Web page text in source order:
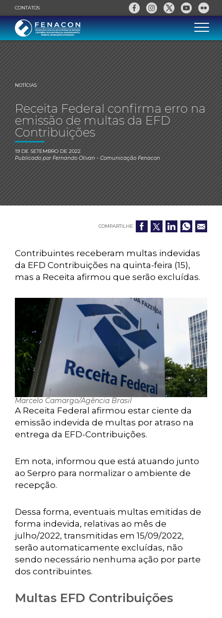
CONTATOS
NOTÍCIAS
Receita Federal confirma erro na
emissão de multas da EFD
Contribuições
19 DE SETEMBRO DE 2022
Publicado porFernando Olivan- Comunicação Fenacon
COMPARTILHE
Contribuintes receberam multas indevidas
da EFD Contribuições na quinta-feira (15),
mas a Receita afirmou que serão excluídas.
Marcelo Camargo/Agência Brasil
A Receita Federal afirmou estar ciente da
emissão indevida de multas por atraso na
entrega da EFD-Contribuições.
Em nota, informou que está atuando junto
ao Serpro para normalizar o ambiente de
recepção.
Dessa forma, eventuais multas emitidas de
forma indevida, relativas ao mês de
julho/2022, transmitidas em 15/09/2022,
serão automaticamente excluídas, não
sendo necessário nenhuma ação por parte
dos contribuintes.
Multas EFD Contribuições